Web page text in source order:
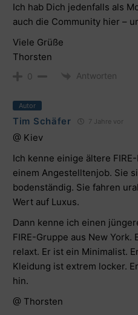
Ich hab Dich jedenfalls als
auch die Community hier –
Viele Grüße
Thorsten
0 Antworten
Autor
Tim Schäfer 7 Jahre vor
@ Kiev
Ich kenne einige ältere
einem Angestelltenjob. Sie
bodenständig. Sie fahren
Wert auf Luxus.
Dann kenne ich einen
FIRE-Gruppe aus New
relaxt. Er ist ein Minimalist.
Kleidung ist extrem locker.
hin.
@ Thorsten